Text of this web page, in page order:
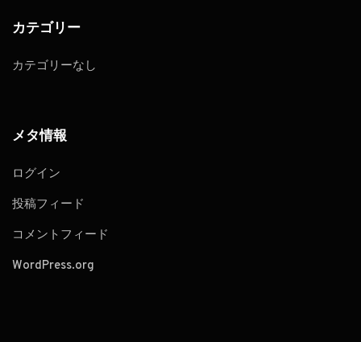
カテゴリー
カテゴリーなし
メタ情報
ログイン
投稿フィード
コメントフィード
WordPress.org